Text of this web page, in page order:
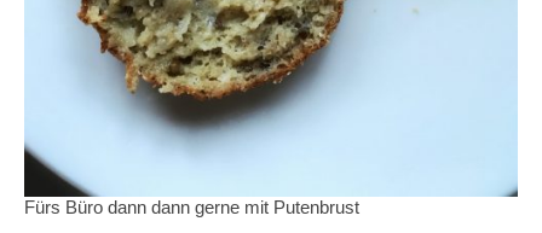
Fürs Büro dann dann gerne mit Putenbrust